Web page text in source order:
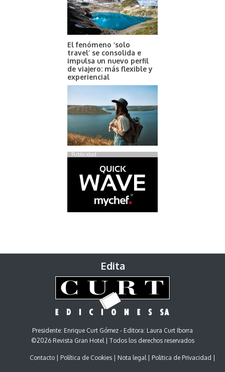
El fenómeno ‘solo
travel’ se consolida e
impulsa un nuevo perfil
de viajero: más flexible y
experiencial
Publicidad
Edita
Presidente: Enrique Curt Gómez - Editora: Laura Curt Iborra
©2026 Revista Gran Hotel | Todos los derechos reservados
Contacto Política de Cookies Nota legal Politica de Privacidad